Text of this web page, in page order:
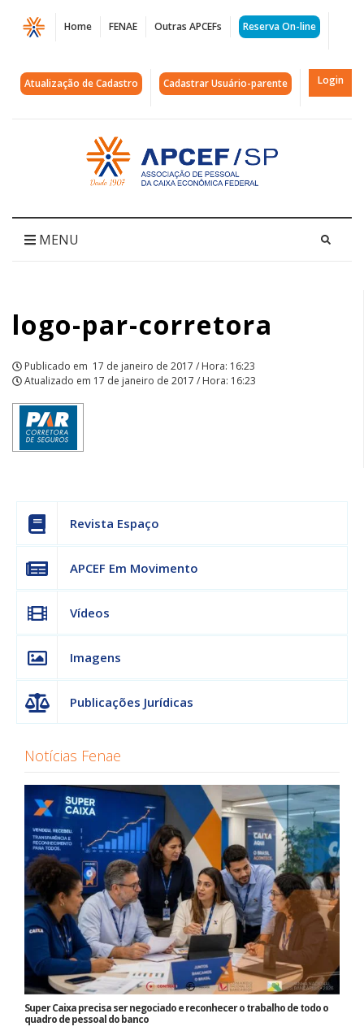
Página
logo-
par-
APCEF/SP
Home FENAE Outras APCEFs Reserva On-line
Atualização de Cadastro Cadastrar Usuário-parente Login
Acessar
página
inicial
MENU
logo-par-corretora
Publicado em 17 de janeiro de 2017 / Hora: 16:23
Atualizado em 17 de janeiro de 2017 / Hora: 16:23
Revista Espaço
APCEF Em Movimento
Vídeos
Imagens
Publicações Jurídicas
Notícias Fenae
Super Caixa precisa ser negociado e reconhecer o trabalho de todo o
quadro de pessoal do banco